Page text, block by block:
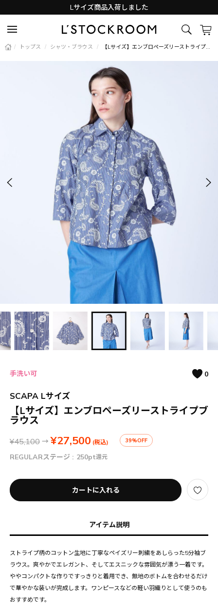
Lサイズ商品入荷しました
/ トップス / シャツ・ブラウス / 【Lサイズ】エンブロペーズリーストライプブラウス
手洗い可 0
SCAPA Lサイズ
【Lサイズ】エンブロペーズリーストライプブ
ラウス
¥45,100 → ¥27,500 (税込) 39%OFF
REGULARステージ : 250pt還元
カートに入れる
アイテム説明
ストライプ柄のコットン生地に丁寧なペイズリー刺繍をあしらった5分袖ブ
ラウス。爽やかでエレガント、そしてエスニックな雰囲気が漂う一着です。
ややコンパクトな作りですっきりと着用でき、無地のボトムを合わせるだけ
で華やかな装いが完成します。ワンピースなどの軽い羽織りとして使うのも
おすすめです。